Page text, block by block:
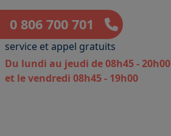
0 806 700 701
service et appel gratuits
Du lundi au jeudi de 08h45 - 20h00
et le vendredi 08h45 - 19h00